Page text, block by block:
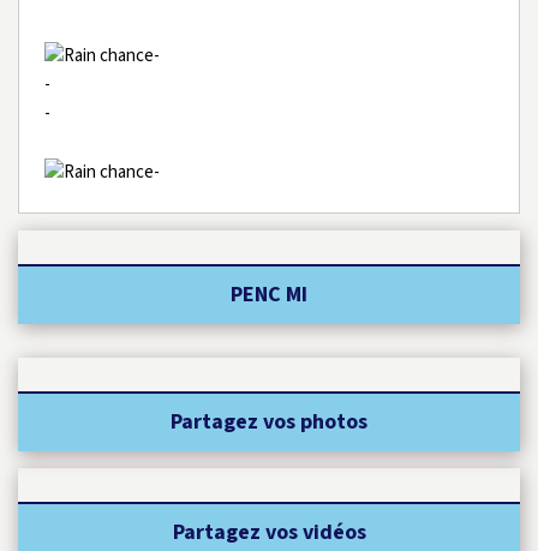
-
-
-
-
PENC MI
Partagez vos photos
Partagez vos vidéos